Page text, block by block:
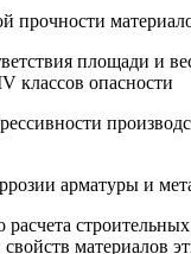
прочности
площади и
опасности
арматуры и
расчета
материалов